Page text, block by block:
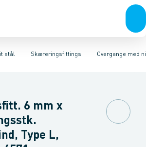
stål
Sort stålGalvaniseret stål PlastIndustri
Skæreringsfittings
svejsefittingsLevnedsmiddel fittings
Overgange med
Overgange med nippelOvergange
6 mm x
Type L,